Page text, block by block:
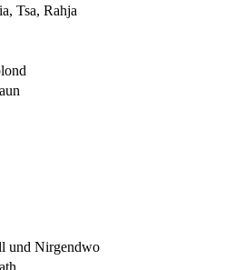
Tsa, Rahja
und Nirgendwo